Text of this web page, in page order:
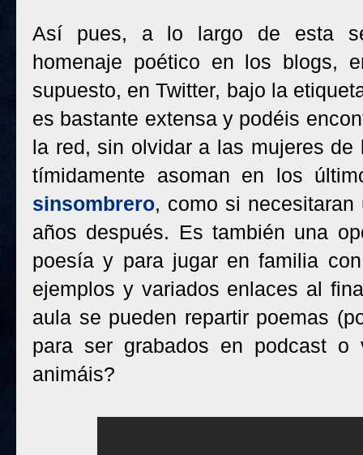
Así pues, a lo largo de esta
homenaje poético en los blogs,
supuesto, en Twitter, bajo la
es bastante extensa y podéis
la red, sin olvidar a las mujeres
tímidamente asoman en los
sinsombrero, como si
años después. Es también una
poesía y para jugar en familia
ejemplos y variados enlaces al
aula se pueden repartir poemas
para ser grabados en podcast o
animáis?